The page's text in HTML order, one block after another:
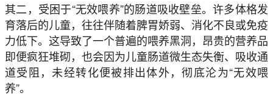
其二，受困于“无效喂养”的肠道吸收壁垒。许多体格发
育落后的儿童，往往伴随着脾胃娇弱、消化不良或免疫
力低下。这导致了一个普遍的喂养黑洞，昂贵的营养品
即便疯狂堆砌，也会因为儿童肠道微生态失衡、吸收通
道受阻，未经转化便被排出体外，彻底沦为“无效喂
养”。